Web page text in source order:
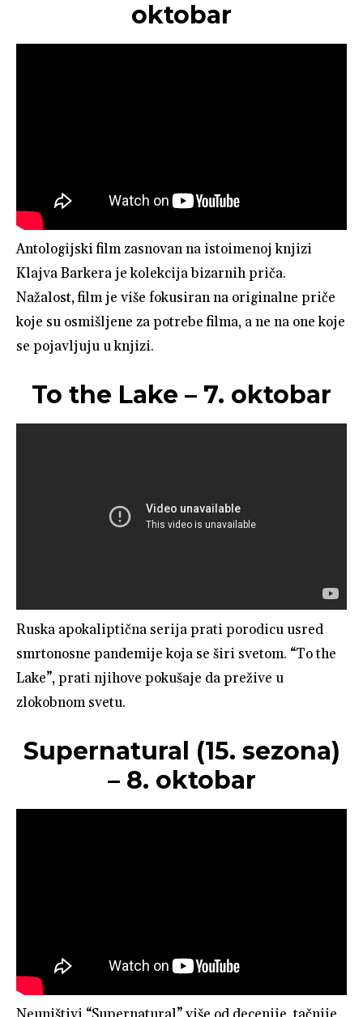
oktobar
Antologijski film zasnovan na istoimenoj knjizi
Klajva Barkera je kolekcija bizarnih priča.
Nažalost, film je više fokusiran na originalne priče
koje su osmišljene za potrebe filma, a ne na one koje
se pojavljuju u knjizi.
To the Lake – 7. oktobar
Ruska apokaliptična serija prati porodicu usred
smrtonosne pandemije koja se širi svetom. “To the
Lake”, prati njihove pokušaje da prežive u
zlokobnom svetu.
Supernatural (15. sezona)
– 8. oktobar